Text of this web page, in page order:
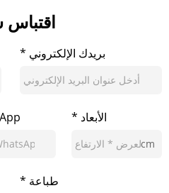
* بريدك الإلكتروني
* الأبعاد
cm
* طباعة